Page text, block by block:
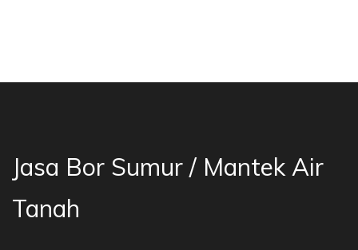
Jasa Bor Sumur / Mantek Air
Tanah